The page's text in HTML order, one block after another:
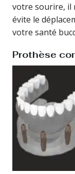
votre sourire, il
évite le
votre santé
Prothèse